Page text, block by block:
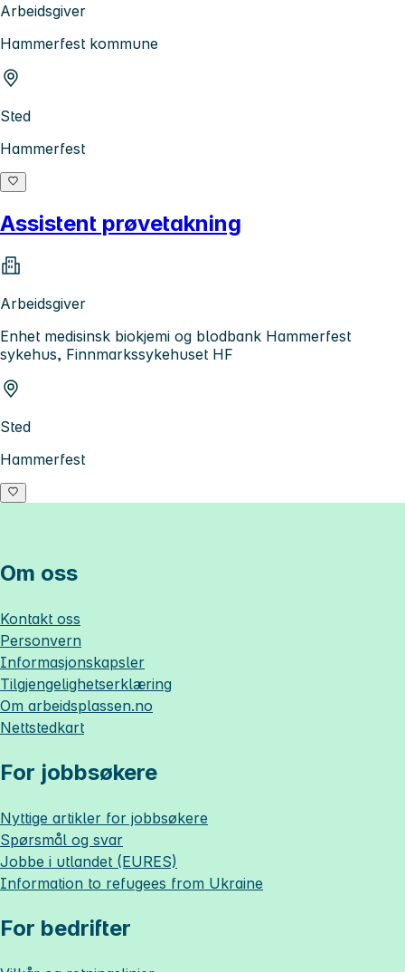
Arbeidsgiver
Hammerfest kommune
Sted
Hammerfest
Assistent prøvetakning
Arbeidsgiver
Enhet medisinsk biokjemi og blodbank Hammerfest
sykehus, Finnmarkssykehuset HF
Sted
Hammerfest
Om oss
Kontakt oss
Personvern
Informasjonskapsler
Tilgjengelighetserklæring
Om arbeidsplassen.no
Nettstedkart
For jobbsøkere
Nyttige artikler for jobbsøkere
Spørsmål og svar
Jobbe i utlandet (EURES)
Information to refugees from Ukraine
For bedrifter